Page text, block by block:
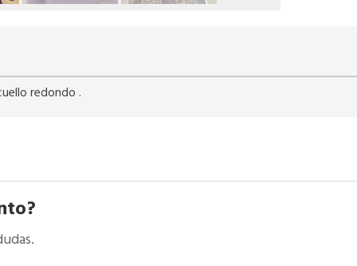
redondo .